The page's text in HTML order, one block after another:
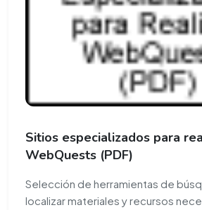
Sitios especializados para
WebQuests (PDF)
Selección de herramientas de
localizar materiales y recursos